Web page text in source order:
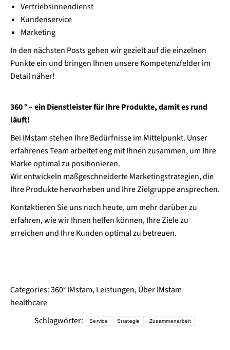
Vertriebsinnendienst
Kundenservice
Marketing
In den nächsten Posts gehen wir gezielt auf die einzelnen
Punkte ein und bringen Ihnen unsere Kompetenzfelder im
Detail näher!
360 ° – ein Dienstleister für Ihre Produkte, damit es rund
läuft!
Bei IMstam stehen Ihre Bedürfnisse im Mittelpunkt. Unser
erfahrenes Team arbeitet eng mit Ihnen zusammen, um Ihre
Marke optimal zu positionieren.
Wir entwickeln maßgeschneiderte Marketingstrategien, die
Ihre Produkte hervorheben und Ihre Zielgruppe ansprechen.
Kontaktieren Sie uns noch heute, um mehr darüber zu
erfahren, wie wir Ihnen helfen können, Ihre Ziele zu
erreichen und Ihre Kunden optimal zu betreuen.
Categories:360° IMstam,Leistungen,Über IMstam
healthcare
Schlagwörter:
Service Strategie Zusammenarbeit